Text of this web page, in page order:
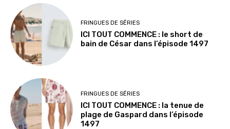
FRINGUES DE SÉRIES
ICI TOUT COMMENCE : le short de
bain de César dans l’épisode 1497
FRINGUES DE SÉRIES
ICI TOUT COMMENCE : la tenue de
plage de Gaspard dans l’épisode
1497